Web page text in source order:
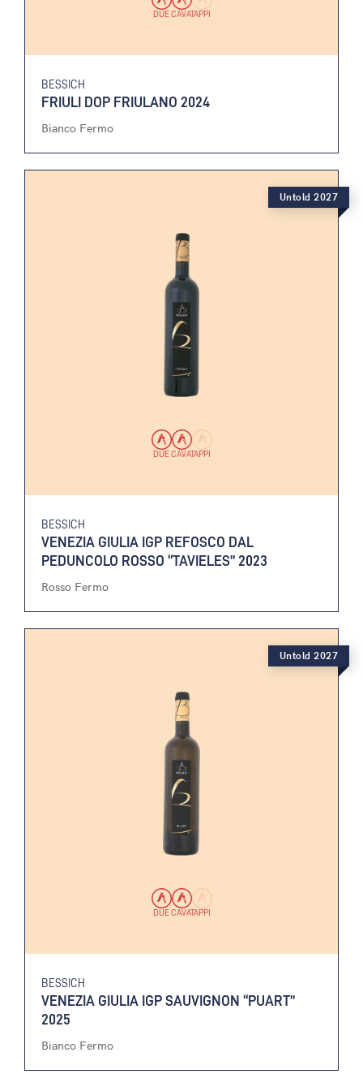
DUE CAVATAPPI
BESSICH
FRIULI DOP FRIULANO 2024
Bianco Fermo
DUE CAVATAPPI
BESSICH
VENEZIA GIULIA IGP REFOSCO DAL
PEDUNCOLO ROSSO “TAVIELES” 2023
Rosso Fermo
Untold 2027
DUE CAVATAPPI
BESSICH
VENEZIA GIULIA IGP SAUVIGNON “PUART”
2025
Bianco Fermo
Untold 2027